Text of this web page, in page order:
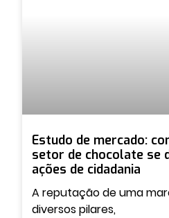
Estudo de mercado:
setor de chocolate se
ações de cidadania
A reputação de uma
diversos pilares,